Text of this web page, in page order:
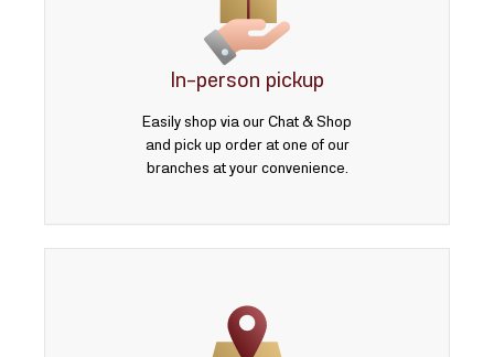
In-person pickup
Easily shop via our Chat & Shop
and pick up order at one of our
branches at your convenience.